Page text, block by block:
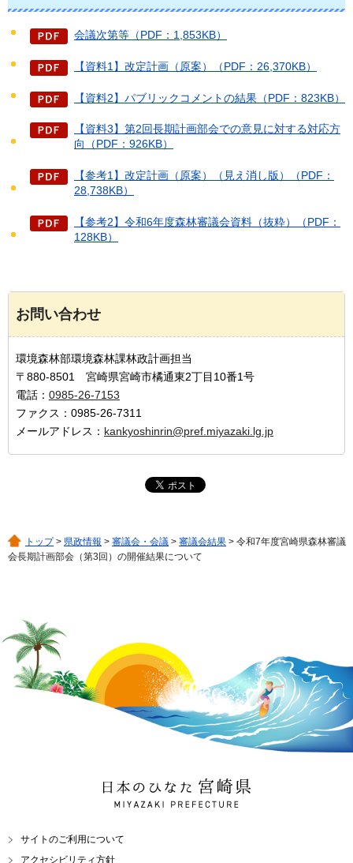
会議次第等（PDF：1,853KB）
【資料1】改定計画（原案）（PDF：26,370KB）
【資料2】パブリックコメントの結果（PDF：823KB）
【資料3】第2回長期計画部会での意見に対する対応方
向（PDF：926KB）
【参考1】改定計画（原案）（見え消し版）（PDF：
28,738KB）
【参考2】令和6年度森林審議会資料（抜粋）（PDF：
128KB）
お問い合わせ
環境森林部環境森林課林政計画担当
〒880-8501 宮崎県宮崎市橘通東2丁目10番1号
電話： 0985-26-7153
ファクス：0985-26-7311
メールアドレス： kankyoshinrin@pref.miyazaki.lg.jp
トップ> 県政情報 > 審議会・会議 > 審議会結果 > 令和7年度宮崎県森林審議
会長期計画部会（第3回）の開催結果について
日本のひなた 宮崎県
MIYAZAKI PREFECTURE
サイトのご利用について
アクセシビリティ方針